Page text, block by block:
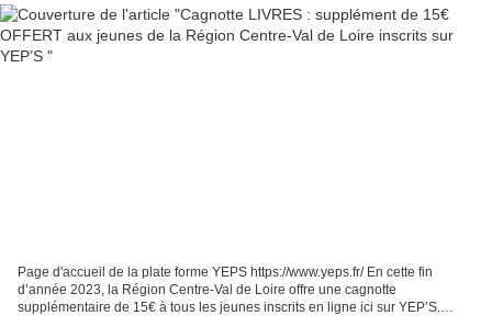
Page d'accueil de la plate forme YEPS https://www.yeps.fr/ En cette fin
d’année 2023, la Région Centre-Val de Loire offre une cagnotte
supplémentaire de 15€ à tous les jeunes inscrits en ligne ici sur YEP’S.